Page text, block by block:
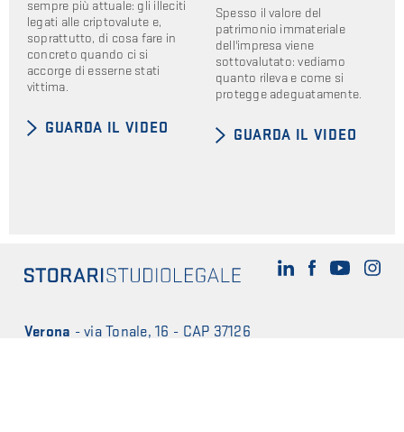
sempre più attuale: gli illeciti
legati alle criptovalute e,
soprattutto, di cosa fare in
concreto quando ci si
accorge di esserne stati
vittima.
GUARDA IL VIDEO
Spesso il valore del
patrimonio immateriale
dell'impresa viene
sottovalutato: vediamo
quanto rileva e come si
protegge adeguatamente.
GUARDA IL VIDEO
Verona -via Tonale, 16 - CAP 37126